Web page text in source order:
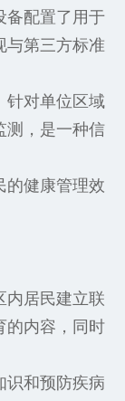
备配置了用于
与第三方标准
针对单位区域
测，是一种信
的健康管理效
内居民建立联
的内容，同时
识和预防疾病